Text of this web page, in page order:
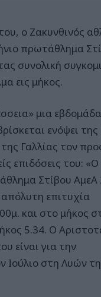
ο Ζακυνθινός
πρωτάθλημα
συνολική
εις μήκος.
μια
ενόψει της
Γαλλίας τον
επιδόσεις του: «Ο
Στίβου ΑμεΑ
επιτυχία
και στο μήκος
5.34. Ο
είναι για την
Ιούλιο στη Λυών